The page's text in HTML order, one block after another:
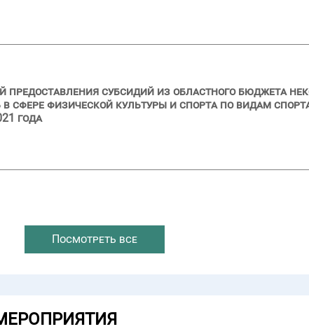
предоставления субсидий из областного бюджета
сфере физической культуры и спорта по видам
года
Посмотреть все